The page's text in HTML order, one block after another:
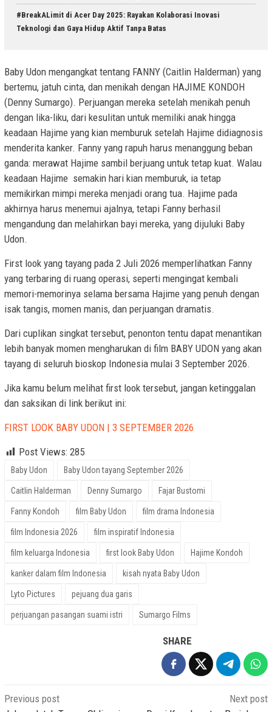
#BreakALimit di Acer Day 2025: Rayakan Kolaborasi Inovasi
Teknologi dan Gaya Hidup Aktif Tanpa Batas
Baby Udon mengangkat tentang FANNY (Caitlin Halderman) yang
bertemu, jatuh cinta, dan menikah dengan HAJIME KONDOH
(Denny Sumargo). Perjuangan mereka setelah menikah penuh
dengan lika-liku, dari kesulitan untuk memiliki anak hingga
keadaan Hajime yang kian memburuk setelah Hajime didiagnosis
menderita kanker. Fanny yang rapuh harus menanggung beban
ganda: merawat Hajime sambil berjuang untuk tetap kuat. Walau
keadaan Hajime semakin hari kian memburuk, ia tetap
memikirkan mimpi mereka menjadi orang tua. Hajime pada
akhirnya harus menemui ajalnya, tetapi Fanny berhasil
mengandung dan melahirkan bayi mereka, yang dijuluki Baby
Udon.
First look yang tayang pada 2 Juli 2026 memperlihatkan Fanny
yang terbaring di ruang operasi, seperti mengingat kembali
memori-memorinya selama bersama Hajime yang penuh dengan
isak tangis, momen manis, dan perjuangan dramatis.
Dari cuplikan singkat tersebut, penonton tentu dapat menantikan
lebih banyak momen mengharukan di film BABY UDON yang akan
tayang di seluruh bioskop Indonesia mulai 3 September 2026.
Jika kamu belum melihat first look tersebut, jangan ketinggalan
dan saksikan di link berikut ini:
FIRST LOOK BABY UDON | 3 SEPTEMBER 2026
Post Views: 285
Baby Udon Baby Udon tayang September 2026
Caitlin Halderman Denny Sumargo Fajar Bustomi
Fanny Kondoh film Baby Udon film drama Indonesia
film Indonesia 2026 film inspiratif Indonesia
film keluarga Indonesia first look Baby Udon Hajime Kondoh
kanker dalam film Indonesia kisah nyata Baby Udon
Lyto Pictures pejuang dua garis
perjuangan pasangan suami istri Sumargo Films
SHARE
Post
Previous post
Next post